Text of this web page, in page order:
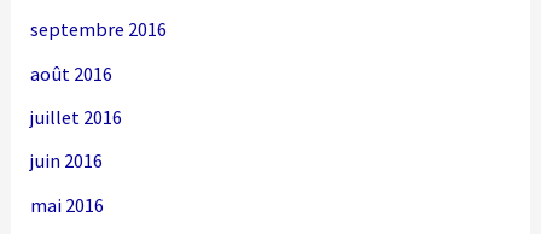
septembre 2016
août 2016
juillet 2016
juin 2016
mai 2016